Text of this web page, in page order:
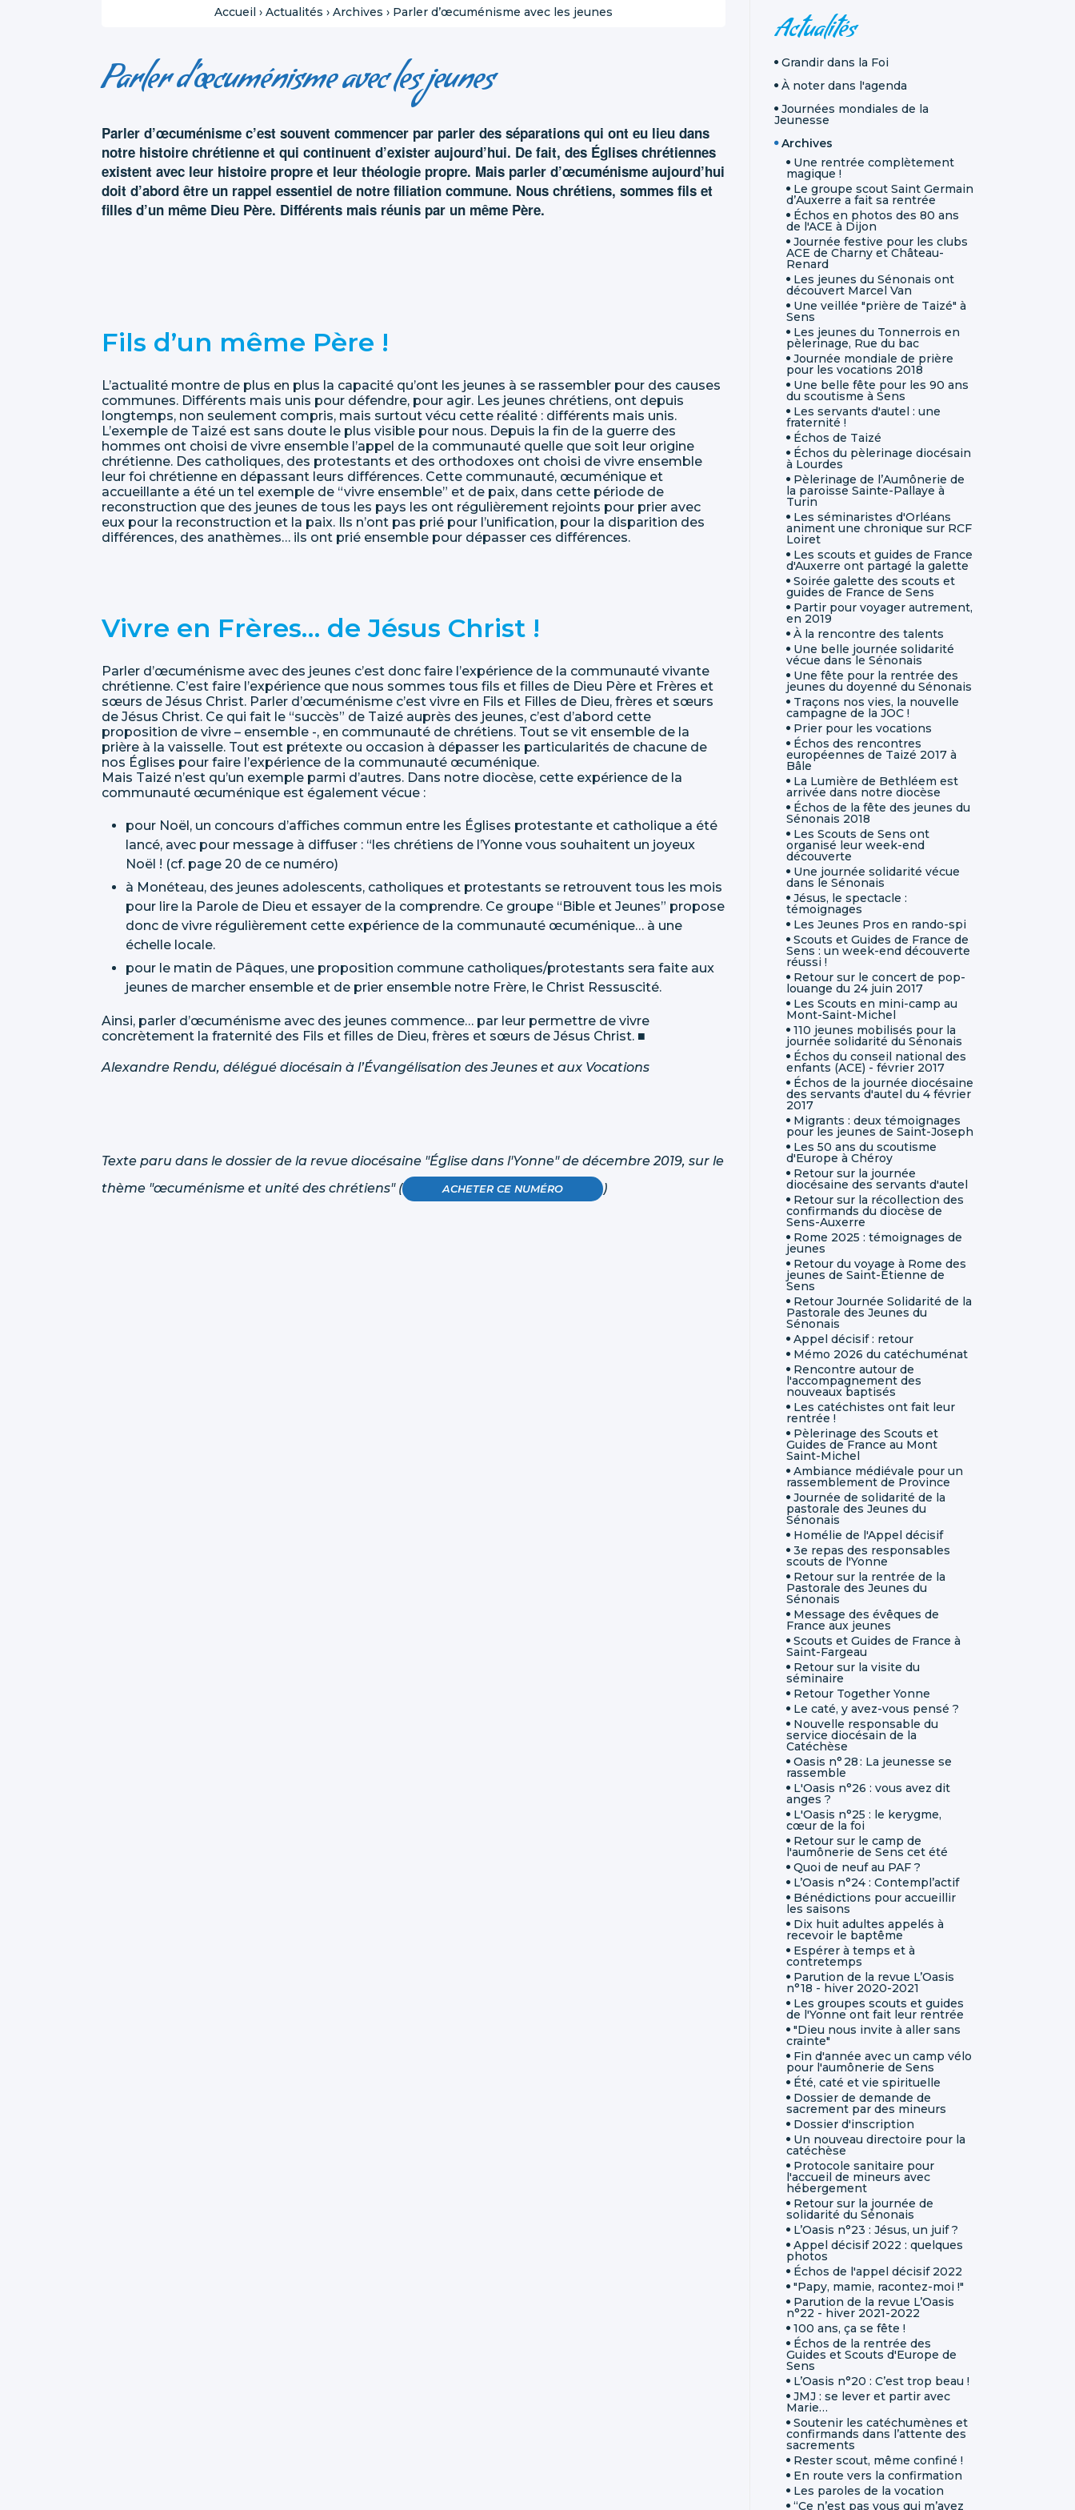
Accueil › Actualités › Archives › Parler d’œcuménisme avec les jeunes
Parler d’œcuménisme avec les jeunes
Parler d’œcuménisme c’est souvent commencer par parler des séparations qui ont eu lieu dans
notre histoire chrétienne et qui continuent d’exister aujourd’hui. De fait, des Églises chrétiennes
existent avec leur histoire propre et leur théologie propre. Mais parler d’œcuménisme aujourd’hui
doit d’abord être un rappel essentiel de notre filiation commune. Nous chrétiens, sommes fils et
filles d’un même Dieu Père. Différents mais réunis par un même Père.
Fils d’un même Père !
L’actualité montre de plus en plus la capacité qu’ont les jeunes à se rassembler pour des causes
communes. Différents mais unis pour défendre, pour agir. Les jeunes chrétiens, ont depuis
longtemps, non seulement compris, mais surtout vécu cette réalité : différents mais unis.
L’exemple de Taizé est sans doute le plus visible pour nous. Depuis la fin de la guerre des
hommes ont choisi de vivre ensemble l’appel de la communauté quelle que soit leur origine
chrétienne. Des catholiques, des protestants et des orthodoxes ont choisi de vivre ensemble
leur foi chrétienne en dépassant leurs différences. Cette communauté, œcuménique et
accueillante a été un tel exemple de “vivre ensemble” et de paix, dans cette période de
reconstruction que des jeunes de tous les pays les ont régulièrement rejoints pour prier avec
eux pour la reconstruction et la paix. Ils n’ont pas prié pour l’unification, pour la disparition des
différences, des anathèmes… ils ont prié ensemble pour dépasser ces différences.
Vivre en Frères… de Jésus Christ !
Parler d’œcuménisme avec des jeunes c’est donc faire l’expérience de la communauté vivante
chrétienne. C’est faire l’expérience que nous sommes tous fils et filles de Dieu Père et Frères et
sœurs de Jésus Christ. Parler d’œcuménisme c’est vivre en Fils et Filles de Dieu, frères et sœurs
de Jésus Christ. Ce qui fait le “succès” de Taizé auprès des jeunes, c’est d’abord cette
proposition de vivre – ensemble -, en communauté de chrétiens. Tout se vit ensemble de la
prière à la vaisselle. Tout est prétexte ou occasion à dépasser les particularités de chacune de
nos Églises pour faire l’expérience de la communauté œcuménique.
Mais Taizé n’est qu’un exemple parmi d’autres. Dans notre diocèse, cette expérience de la
communauté œcuménique est également vécue :
pour Noël, un concours d’affiches commun entre les Églises protestante et catholique a été
lancé, avec pour message à diffuser : “les chrétiens de l’Yonne vous souhaitent un joyeux
Noël ! (cf. page 20 de ce numéro)
à Monéteau, des jeunes adolescents, catholiques et protestants se retrouvent tous les mois
pour lire la Parole de Dieu et essayer de la comprendre. Ce groupe “Bible et Jeunes” propose
donc de vivre régulièrement cette expérience de la communauté œcuménique… à une
échelle locale.
pour le matin de Pâques, une proposition commune catholiques/protestants sera faite aux
jeunes de marcher ensemble et de prier ensemble notre Frère, le Christ Ressuscité.
Ainsi, parler d’œcuménisme avec des jeunes commence… par leur permettre de vivre
concrètement la fraternité des Fils et filles de Dieu, frères et sœurs de Jésus Christ. ■
Alexandre Rendu, délégué diocésain à l’Évangélisation des Jeunes et aux Vocations
Texte paru dans le dossier de la revue diocésaine "Église dans l'Yonne" de décembre 2019, sur le
thème "œcuménisme et unité des chrétiens" (
ACHETER CE NUMÉRO )
Actualités
Grandir dans la Foi
À noter dans l'agenda
Journées mondiales de la
Jeunesse
Archives
Une rentrée complètement
magique !
Le groupe scout Saint Germain
d’Auxerre a fait sa rentrée
Échos en photos des 80 ans
de l'ACE à Dijon
Journée festive pour les clubs
ACE de Charny et Château-
Renard
Les jeunes du Sénonais ont
découvert Marcel Van
Une veillée "prière de Taizé" à
Sens
Les jeunes du Tonnerrois en
pèlerinage, Rue du bac
Journée mondiale de prière
pour les vocations 2018
Une belle fête pour les 90 ans
du scoutisme à Sens
Les servants d'autel : une
fraternité !
Échos de Taizé
Échos du pèlerinage diocésain
à Lourdes
Pèlerinage de l’Aumônerie de
la paroisse Sainte-Pallaye à
Turin
Les séminaristes d'Orléans
animent une chronique sur RCF
Loiret
Les scouts et guides de France
d'Auxerre ont partagé la galette
Soirée galette des scouts et
guides de France de Sens
Partir pour voyager autrement,
en 2019
À la rencontre des talents
Une belle journée solidarité
vécue dans le Sénonais
Une fête pour la rentrée des
jeunes du doyenné du Sénonais
Traçons nos vies, la nouvelle
campagne de la JOC !
Prier pour les vocations
Échos des rencontres
européennes de Taizé 2017 à
Bâle
La Lumière de Bethléem est
arrivée dans notre diocèse
Échos de la fête des jeunes du
Sénonais 2018
Les Scouts de Sens ont
organisé leur week-end
découverte
Une journée solidarité vécue
dans le Sénonais
Jésus, le spectacle :
témoignages
Les Jeunes Pros en rando-spi
Scouts et Guides de France de
Sens : un week-end découverte
réussi !
Retour sur le concert de pop-
louange du 24 juin 2017
Les Scouts en mini-camp au
Mont-Saint-Michel
110 jeunes mobilisés pour la
journée solidarité du Sénonais
Échos du conseil national des
enfants (ACE) - février 2017
Échos de la journée diocésaine
des servants d'autel du 4 février
2017
Migrants : deux témoignages
pour les jeunes de Saint-Joseph
Les 50 ans du scoutisme
d'Europe à Chéroy
Retour sur la journée
diocésaine des servants d'autel
Retour sur la récollection des
confirmands du diocèse de
Sens-Auxerre
Rome 2025 : témoignages de
jeunes
Retour du voyage à Rome des
jeunes de Saint-Étienne de
Sens
Retour Journée Solidarité de la
Pastorale des Jeunes du
Sénonais
Appel décisif : retour
Mémo 2026 du catéchuménat
Rencontre autour de
l'accompagnement des
nouveaux baptisés
Les catéchistes ont fait leur
rentrée !
Pèlerinage des Scouts et
Guides de France au Mont
Saint-Michel
Ambiance médiévale pour un
rassemblement de Province
Journée de solidarité de la
pastorale des Jeunes du
Sénonais
Homélie de l'Appel décisif
3e repas des responsables
scouts de l'Yonne
Retour sur la rentrée de la
Pastorale des Jeunes du
Sénonais
Message des évêques de
France aux jeunes
Scouts et Guides de France à
Saint-Fargeau
Retour sur la visite du
séminaire
Retour Together Yonne
Le caté, y avez-vous pensé ?
Nouvelle responsable du
service diocésain de la
Catéchèse
Oasis n° 28 : La jeunesse se
rassemble
L'Oasis n°26 : vous avez dit
anges ?
L'Oasis n°25 : le kerygme,
cœur de la foi
Retour sur le camp de
l'aumônerie de Sens cet été
Quoi de neuf au PAF ?
L’Oasis n°24 : Contempl’actif
Bénédictions pour accueillir
les saisons
Dix huit adultes appelés à
recevoir le baptême
Espérer à temps et à
contretemps
Parution de la revue L’Oasis
n°18 - hiver 2020-2021
Les groupes scouts et guides
de l'Yonne ont fait leur rentrée
"Dieu nous invite à aller sans
crainte"
Fin d'année avec un camp vélo
pour l'aumônerie de Sens
Été, caté et vie spirituelle
Dossier de demande de
sacrement par des mineurs
Dossier d'inscription
Un nouveau directoire pour la
catéchèse
Protocole sanitaire pour
l'accueil de mineurs avec
hébergement
Retour sur la journée de
solidarité du Sénonais
L’Oasis n°23 : Jésus, un juif ?
Appel décisif 2022 : quelques
photos
Échos de l'appel décisif 2022
"Papy, mamie, racontez-moi !"
Parution de la revue L’Oasis
n°22 - hiver 2021-2022
100 ans, ça se fête !
Échos de la rentrée des
Guides et Scouts d'Europe de
Sens
L’Oasis n°20 : C’est trop beau !
JMJ : se lever et partir avec
Marie…
Soutenir les catéchumènes et
confirmands dans l’attente des
sacrements
Rester scout, même confiné !
En route vers la confirmation
Les paroles de la vocation
“Ce n’est pas vous qui m’avez